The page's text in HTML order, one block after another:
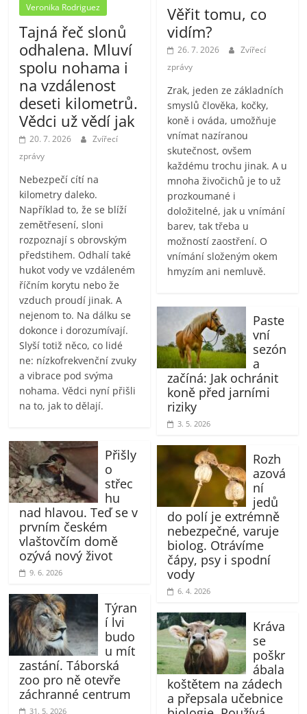
Veronika Rodriguez
Tajná řeč slonů
odhalena. Mluví
spolu nohama i
na vzdálenost
deseti kilometrů.
Vědci už vědí jak
20. 7. 2026
Zvířecí
zprávy
Nebezpečí cítí na
kilometry daleko.
Například to, že se blíží
zemětřesení, sloni
rozpoznají s obrovským
předstihem. Odhalí také
hukot vody ve vzdáleném
říčním korytu nebo že
vzduch proudí jinak. A
nejenom to. Na dálku se
dokonce i dorozumívají.
Slyší totiž něco, co lidé
ne: nízkofrekvenční zvuky
a vibrace pod svýma
nohama. Vědci nyní přišli
na to, jak to dělají.
Přišly
o
střec
hu
nad hlavou. Teď se v
prvním českém
vlaštovčím domě
ozývá nový život
9. 6. 2026
Týran
í lvi
budo
u mít
zastání. Táborská
zoo pro ně otevře
záchranné centrum
31. 5. 2026
Věřit tomu, co
vidím?
26. 7. 2026
Zvířecí
zprávy
Zrak, jeden ze základních
smyslů člověka, kočky,
koně i ováda, umožňuje
vnímat nazíranou
skutečnost, ovšem
každému trochu jinak. A u
mnoha živočichů je to už
prozkoumané i
doložitelné, jak u vnímání
barev, tak třeba u
možností zaostření. O
vnímání složeným okem
hmyzím ani nemluvě.
Paste
vní
sezón
a
začíná: Jak ochránit
koně před jarními
riziky
3. 5. 2026
Rozh
azová
ní
jedů
do polí je extrémně
nebezpečné, varuje
biolog. Otrávíme
čápy, psy i spodní
vody
6. 4. 2026
Kráva
se
poškr
ábala
koštětem na zádech
a přepsala učebnice